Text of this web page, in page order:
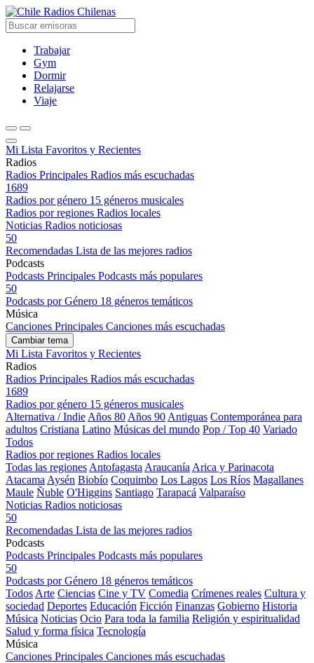
Radios Chilenas
Trabajar
Gym
Dormir
Relajarse
Viaje
Mi Lista Favoritos y Recientes
Radios
Radios Principales Radios más escuchadas
1689
Radios por género 15 géneros musicales
Radios por regiones Radios locales
Noticias Radios noticiosas
50
Recomendadas Lista de las mejores radios
Podcasts
Podcasts Principales Podcasts más populares
50
Podcasts por Género 18 géneros temáticos
Música
Canciones Principales Canciones más escuchadas
Cambiar tema
Mi Lista Favoritos y Recientes
Radios
Radios Principales Radios más escuchadas
1689
Radios por género 15 géneros musicales
Alternativa / Indie Años 80 Años 90 Antiguas Contemporánea para
adultos Cristiana Latino Músicas del mundo Pop / Top 40 Variado
Todos
Radios por regiones Radios locales
Todas las regiones Antofagasta Araucanía Arica y Parinacota
Atacama Aysén Biobío Coquimbo Los Lagos Los Ríos Magallanes
Maule Ñuble O'Higgins Santiago Tarapacá Valparaíso
Noticias Radios noticiosas
50
Recomendadas Lista de las mejores radios
Podcasts
Podcasts Principales Podcasts más populares
50
Podcasts por Género 18 géneros temáticos
Todos Arte Ciencias Cine y TV Comedia Crímenes reales Cultura y
sociedad Deportes Educación Ficción Finanzas Gobierno Historia
Música Noticias Ocio Para toda la familia Religión y espiritualidad
Salud y forma física Tecnología
Música
Canciones Principales Canciones más escuchadas